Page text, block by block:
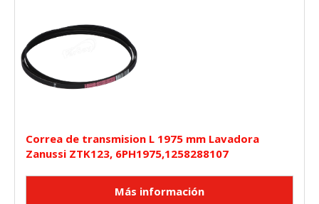
Correa de transmision L 1975 mm Lavadora
Zanussi ZTK123, 6PH1975,1258288107